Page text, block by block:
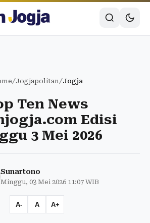
/Jogjapolitan/Jogja
Ten News
Edisi
3 Mei 2026
Sunartono
Minggu, 03 Mei 2026 11:07 WIB
A- A A+